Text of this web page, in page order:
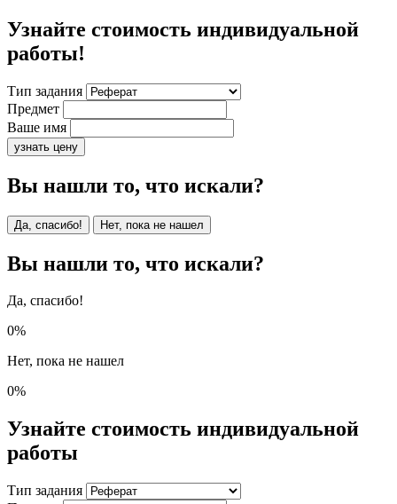
Узнайте стоимость индивидуальной
работы!
Тип задания
Предмет
Ваше имя
узнать цену
Вы нашли то, что искали?
Да, спасибо! Нет, пока не нашел
Вы нашли то, что искали?
Да, спасибо!
0%
Нет, пока не нашел
0%
Узнайте стоимость индивидуальной
работы
Тип задания